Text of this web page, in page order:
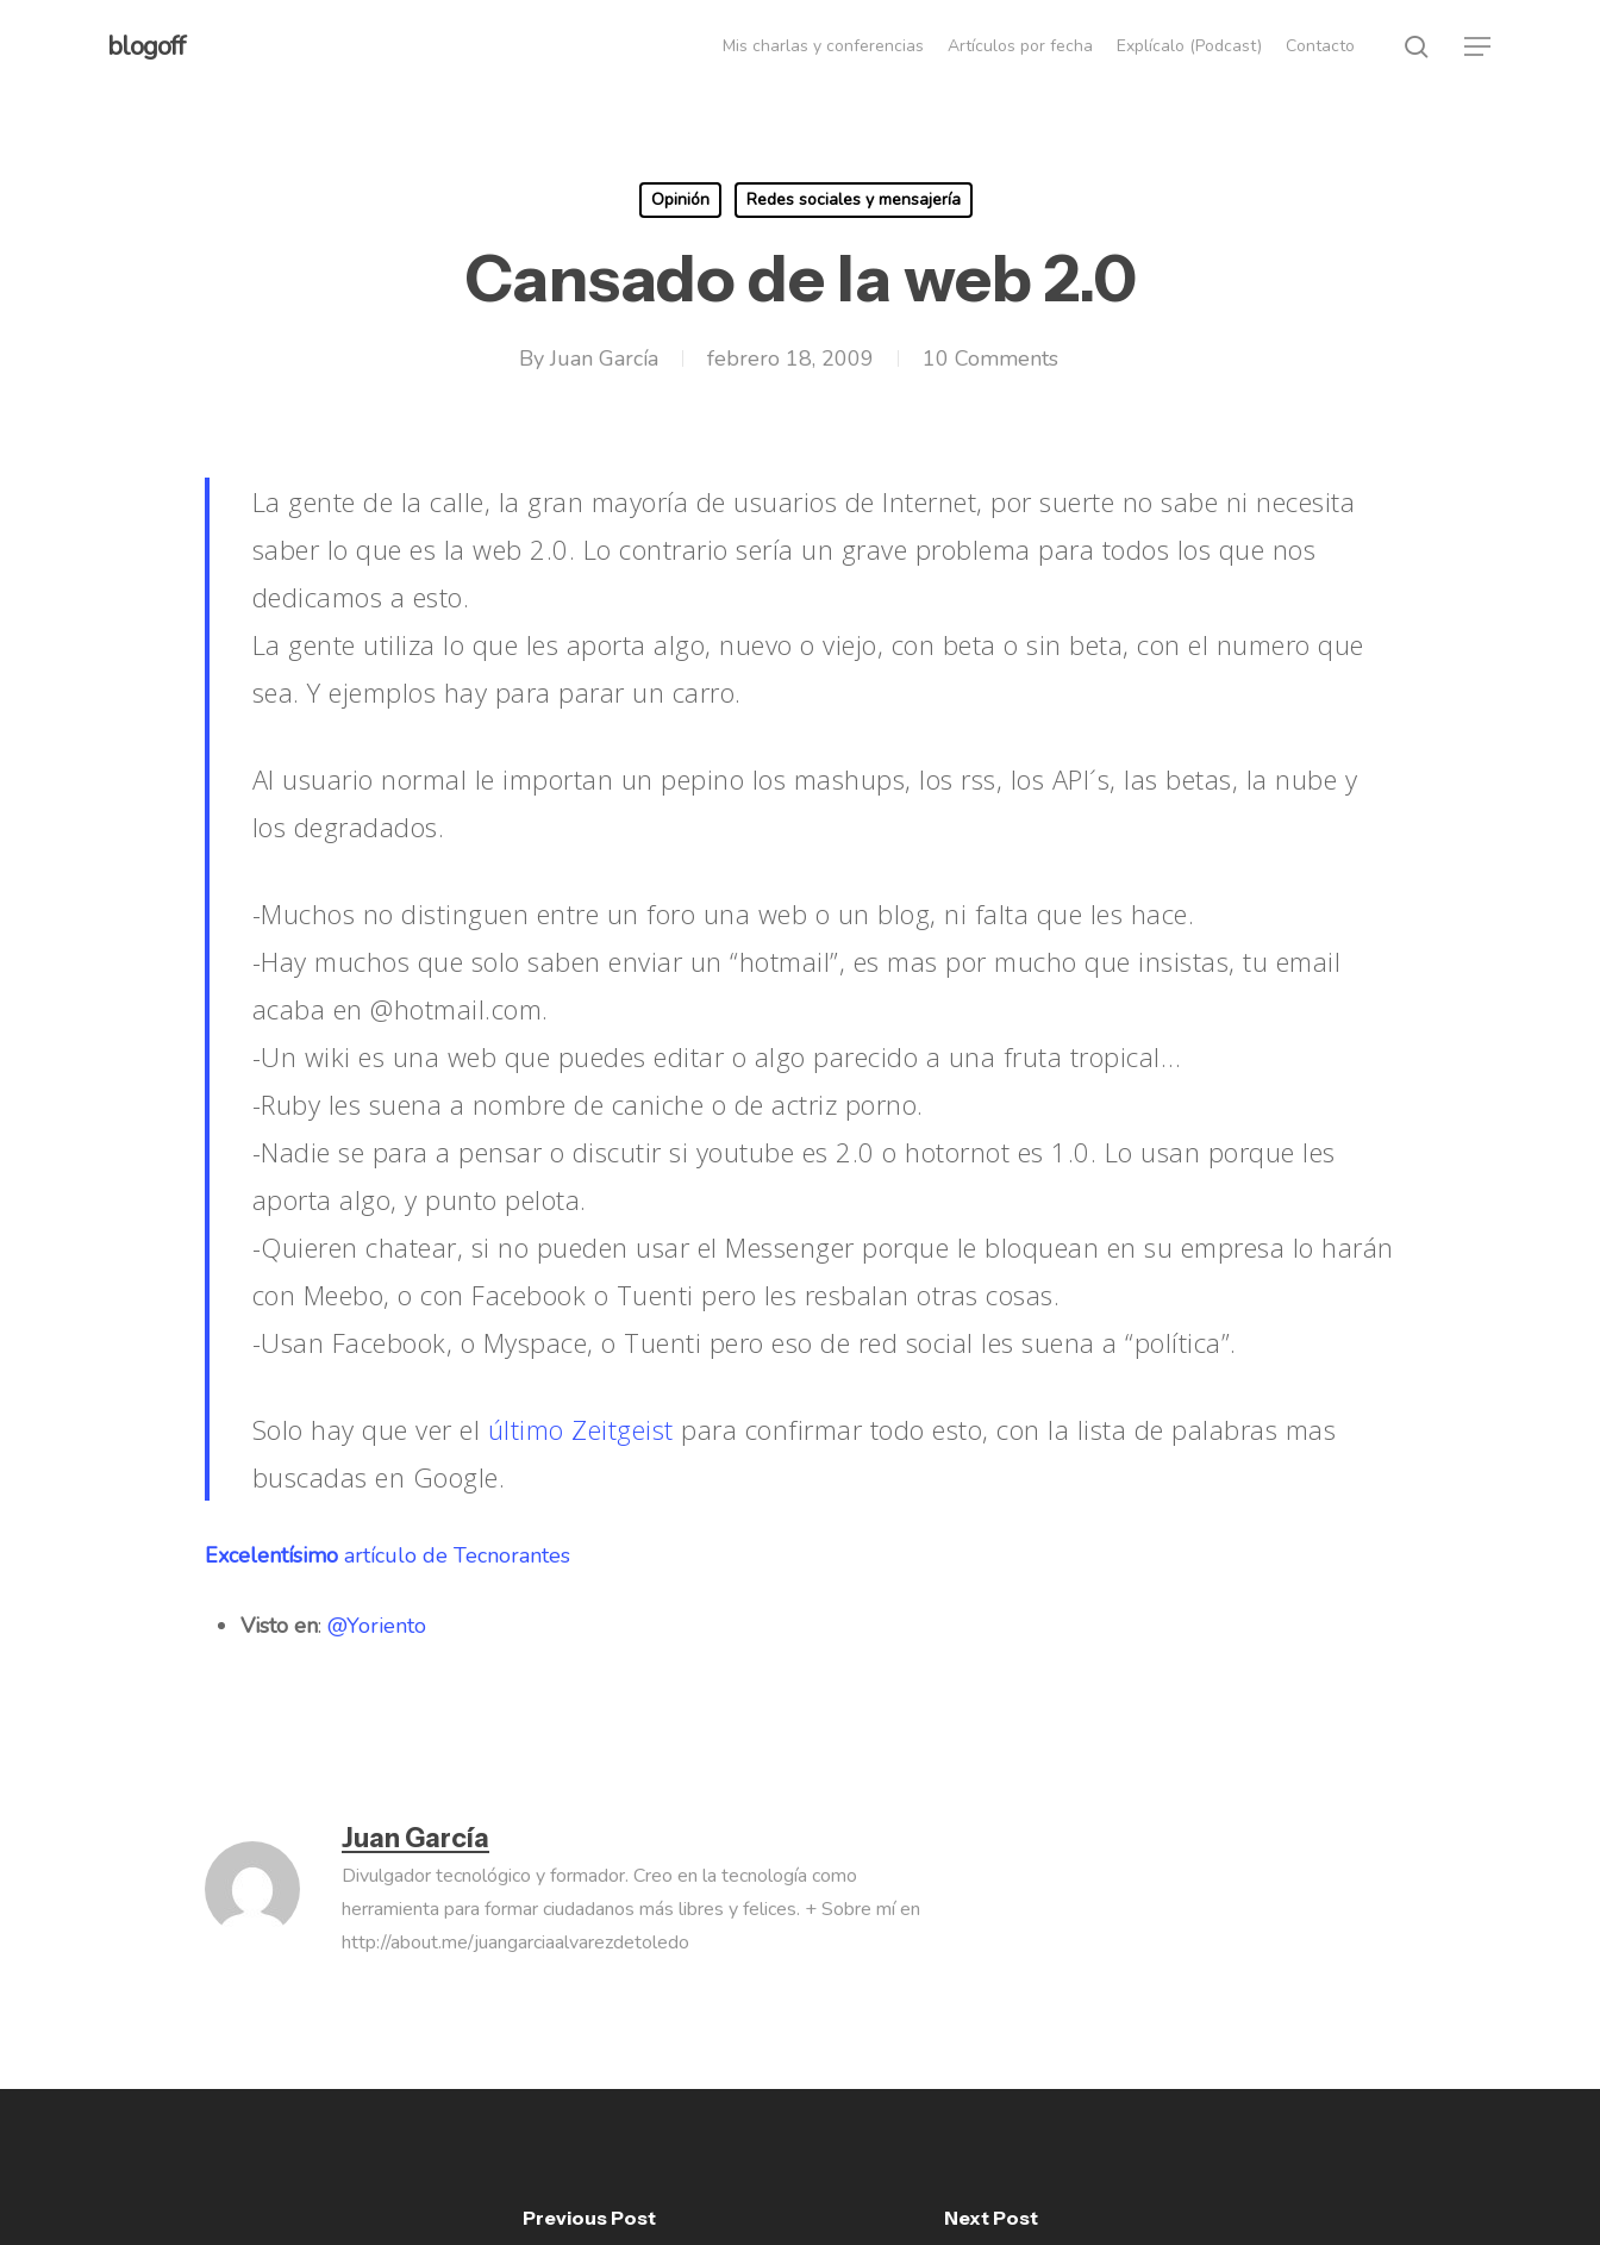
Hit enter to search or ESC to close
blogoff Mis charlas y conferencias Artículos por fecha Explícalo (Podcast) Contacto search
Menu
Opinión Redes sociales y mensajería
Cansado de la web 2.0
By Juan García febrero 18, 2009 10 Comments
La gente de la calle, la gran mayoría de usuarios de Internet, por suerte no sabe ni necesita
saber lo que es la web 2.0. Lo contrario sería un grave problema para todos los que nos
dedicamos a esto.
La gente utiliza lo que les aporta algo, nuevo o viejo, con beta o sin beta, con el numero que
sea. Y ejemplos hay para parar un carro.
Al usuario normal le importan un pepino los mashups, los rss, los API´s, las betas, la nube y
los degradados.
-Muchos no distinguen entre un foro una web o un blog, ni falta que les hace.
-Hay muchos que solo saben enviar un “hotmail”, es mas por mucho que insistas, tu email
acaba en @hotmail.com.
-Un wiki es una web que puedes editar o algo parecido a una fruta tropical…
-Ruby les suena a nombre de caniche o de actriz porno.
-Nadie se para a pensar o discutir si youtube es 2.0 o hotornot es 1.0. Lo usan porque les
aporta algo, y punto pelota.
-Quieren chatear, si no pueden usar el Messenger porque le bloquean en su empresa lo harán
con Meebo, o con Facebook o Tuenti pero les resbalan otras cosas.
-Usan Facebook, o Myspace, o Tuenti pero eso de red social les suena a “política”.
Solo hay que ver el último Zeitgeist para confirmar todo esto, con la lista de palabras mas
buscadas en Google.
Excelentísimo artículo de Tecnorantes
Visto en: @Yoriento
Juan García
Divulgador tecnológico y formador. Creo en la tecnología como
herramienta para formar ciudadanos más libres y felices. + Sobre mí en
http://about.me/juangarciaalvarezdetoledo
Previous Post Next Post